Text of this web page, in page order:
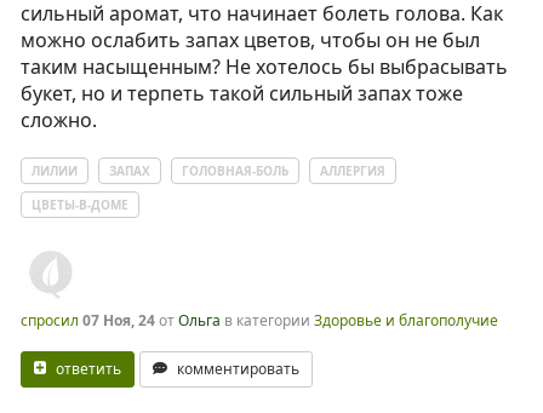
сильный аромат, что начинает болеть голова. Как
можно ослабить запах цветов, чтобы он не был
таким насыщенным? Не хотелось бы выбрасывать
букет, но и терпеть такой сильный запах тоже
сложно.
ЛИЛИИ ЗАПАХ ГОЛОВНАЯ-БОЛЬ
АЛЛЕРГИЯ
ЦВЕТЫ-В-ДОМЕ
спросил 07 Ноя, 24отОльга в категории Здоровье и благополучие
ответить комментировать